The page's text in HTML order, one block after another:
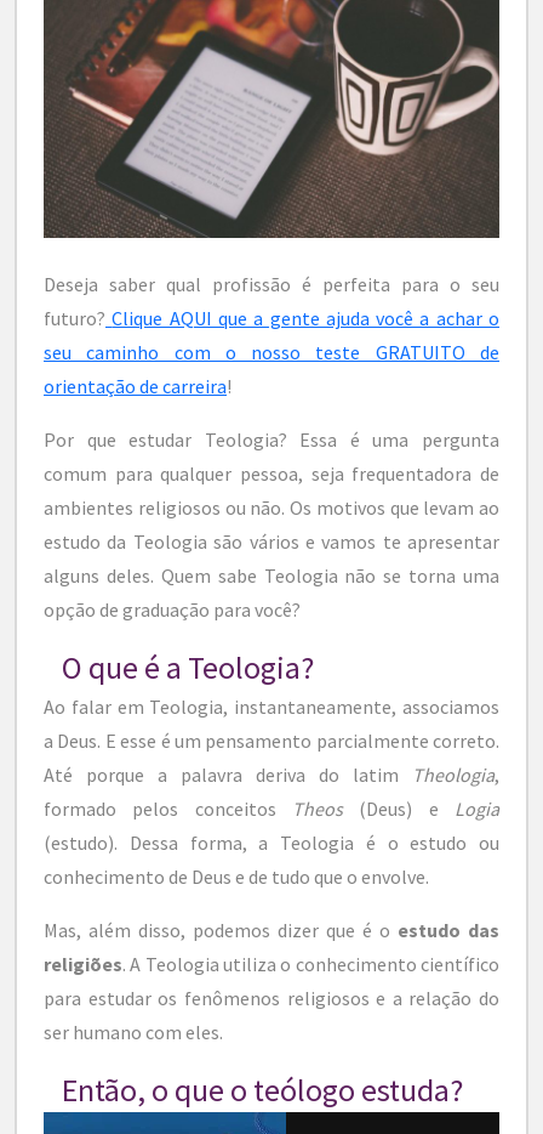
Deseja saber qual profissão é perfeita para o seu
futuro? Clique AQUI que a gente ajuda você a achar o
seu caminho com o nosso teste GRATUITO de
orientação de carreira!
Por que estudar Teologia? Essa é uma pergunta
comum para qualquer pessoa, seja frequentadora de
ambientes religiosos ou não. Os motivos que levam ao
estudo da Teologia são vários e vamos te apresentar
alguns deles. Quem sabe Teologia não se torna uma
opção de graduação para você?
O que é a Teologia?
Ao falar em Teologia, instantaneamente, associamos
a Deus. E esse é um pensamento parcialmente correto.
Até porque a palavra deriva do latim
Theologia,
formado pelos conceitos
Theos(Deus) e Logia
(estudo). Dessa forma, a Teologia é o estudo ou
conhecimento de Deus e de tudo que o envolve.
Mas, além disso, podemos dizer que é o estudo das
religiões. A Teologia utiliza o conhecimento científico
para estudar os fenômenos religiosos e a relação do
ser humano com eles.
Então, o que o teólogo estuda?